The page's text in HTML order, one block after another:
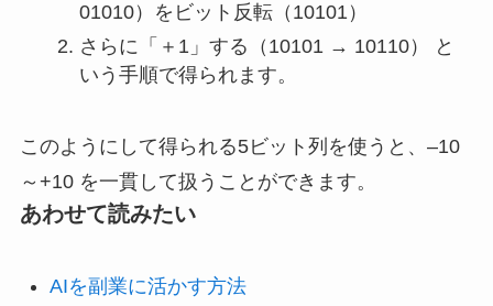
01010）をビット反転（10101）
さらに「＋1」する（10101 → 10110） と
いう手順で得られます。
このようにして得られる5ビット列を使うと、–10
～+10 を一貫して扱うことができます。
あわせて読みたい
AIを副業に活かす方法